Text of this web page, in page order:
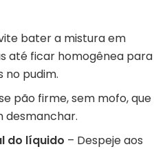
bater a mistura em
até ficar homogênea para
no pudim.
pão firme, sem mofo, que
desmanchar.
do líquido – Despeje aos